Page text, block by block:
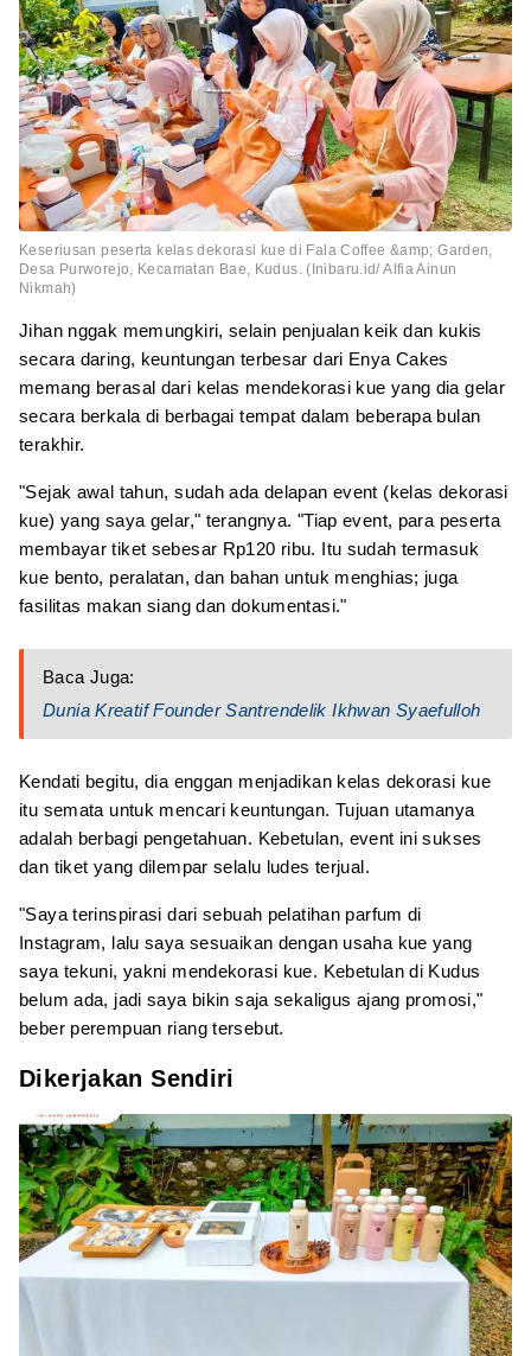
Keseriusan peserta kelas dekorasi kue di Fala Coffee &amp; Garden,
Desa Purworejo, Kecamatan Bae, Kudus. (Inibaru.id/ Alfia Ainun
Nikmah)
Jihan nggak memungkiri, selain penjualan keik dan kukis
secara daring, keuntungan terbesar dari Enya Cakes
memang berasal dari kelas mendekorasi kue yang dia gelar
secara berkala di berbagai tempat dalam beberapa bulan
terakhir.
"Sejak awal tahun, sudah ada delapan event (kelas dekorasi
kue) yang saya gelar," terangnya. "Tiap event, para peserta
membayar tiket sebesar Rp120 ribu. Itu sudah termasuk
kue bento, peralatan, dan bahan untuk menghias; juga
fasilitas makan siang dan dokumentasi."
Baca Juga:
Dunia Kreatif Founder Santrendelik Ikhwan Syaefulloh
Kendati begitu, dia enggan menjadikan kelas dekorasi kue
itu semata untuk mencari keuntungan. Tujuan utamanya
adalah berbagi pengetahuan. Kebetulan, event ini sukses
dan tiket yang dilempar selalu ludes terjual.
"Saya terinspirasi dari sebuah pelatihan parfum di
Instagram, lalu saya sesuaikan dengan usaha kue yang
saya tekuni, yakni mendekorasi kue. Kebetulan di Kudus
belum ada, jadi saya bikin saja sekaligus ajang promosi,"
beber perempuan riang tersebut.
Dikerjakan Sendiri